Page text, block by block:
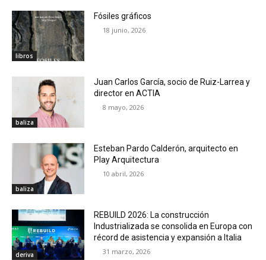
libros
Fósiles gráficos
18 junio, 2026
baliza
Juan Carlos García, socio de Ruiz-Larrea y
director en ACTIA
8 mayo, 2026
baliza
Esteban Pardo Calderón, arquitecto en
Play Arquitectura
10 abril, 2026
deriva
REBUILD 2026: La construcción
Industrializada se consolida en Europa con
récord de asistencia y expansión a Italia
31 marzo, 2026